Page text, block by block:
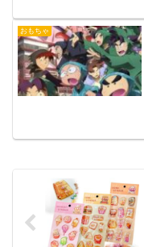
おもちゃ